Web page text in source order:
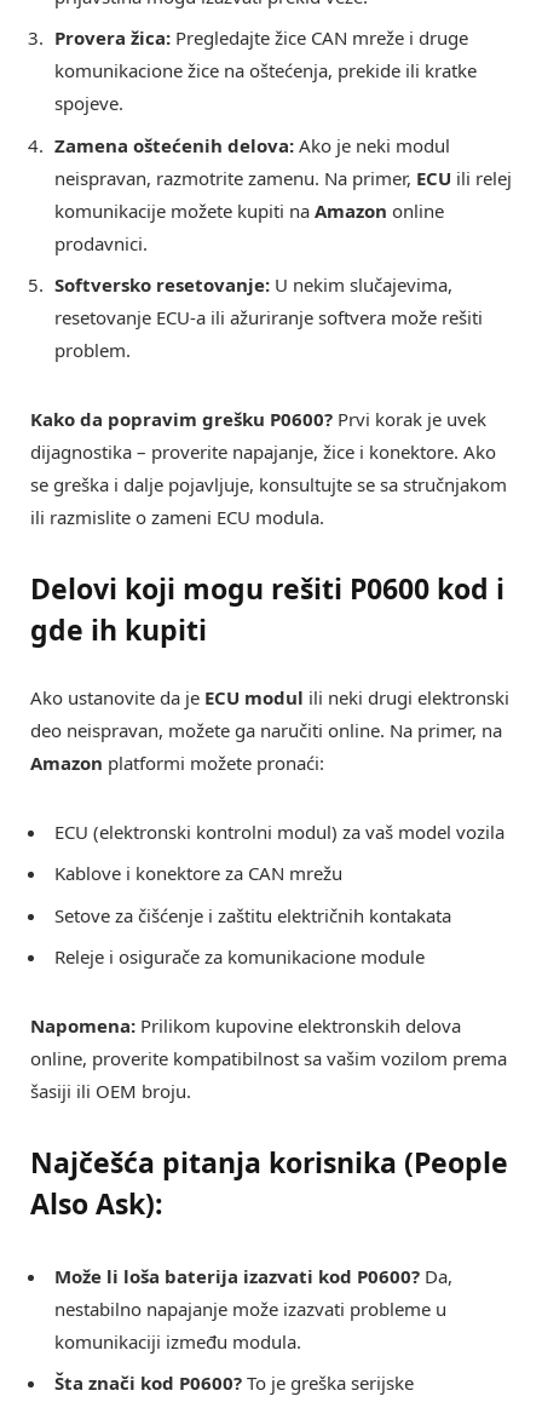
Provera žica: Pregledajte žice CAN mreže i druge
komunikacione žice na oštećenja, prekide ili kratke
spojeve.
Zamena oštećenih delova: Ako je neki modul
neispravan, razmotrite zamenu. Na primer, ECU ili relej
komunikacije možete kupiti na Amazon online
prodavnici.
Softversko resetovanje: U nekim slučajevima,
resetovanje ECU-a ili ažuriranje softvera može rešiti
problem.
Kako da popravim grešku P0600? Prvi korak je uvek
dijagnostika – proverite napajanje, žice i konektore. Ako
se greška i dalje pojavljuje, konsultujte se sa stručnjakom
ili razmislite o zameni ECU modula.
Delovi koji mogu rešiti P0600 kod i
gde ih kupiti
Ako ustanovite da je ECU modul ili neki drugi elektronski
deo neispravan, možete ga naručiti online. Na primer, na
Amazon platformi možete pronaći:
ECU (elektronski kontrolni modul) za vaš model vozila
Kablove i konektore za CAN mrežu
Setove za čišćenje i zaštitu električnih kontakata
Releje i osigurače za komunikacione module
Napomena: Prilikom kupovine elektronskih delova
online, proverite kompatibilnost sa vašim vozilom prema
šasiji ili OEM broju.
Najčešća pitanja korisnika (People
Also Ask):
Može li loša baterija izazvati kod P0600? Da,
nestabilno napajanje može izazvati probleme u
komunikaciji između modula.
Šta znači kod P0600? To je greška serijske